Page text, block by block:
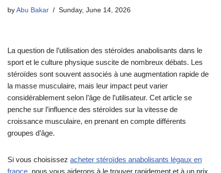
by Abu Bakar Sunday, June 14, 2026
La question de l’utilisation des stéroïdes anabolisants dans le
sport et le culture physique suscite de nombreux débats. Les
stéroïdes sont souvent associés à une augmentation rapide de
la masse musculaire, mais leur impact peut varier
considérablement selon l’âge de l’utilisateur. Cet article se
penche sur l’influence des stéroïdes sur la vitesse de
croissance musculaire, en prenant en compte différents
groupes d’âge.
Si vous choisissez acheter stéroïdes anabolisants légaux en
france, nous vous aiderons à le trouver rapidement et à un prix